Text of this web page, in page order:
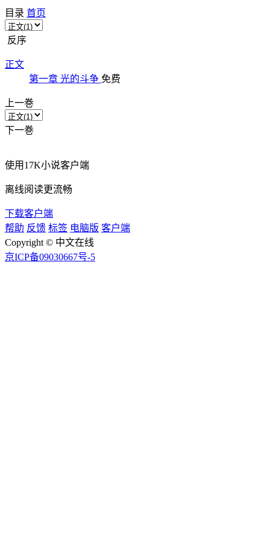
目录 首页
反序
正文
第一章 光的斗争 免费
上一巻
下一巻
使用 17K小说客户端
离线阅读更流畅
下载客户端
帮助 反馈 标签 电脑版 客户端
Copyright © 中文在线
京ICP备09030667号-5